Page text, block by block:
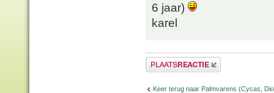
6 jaar)
karel
Plaats een reactie
Keer terug naar Palmvarens (Cycas,